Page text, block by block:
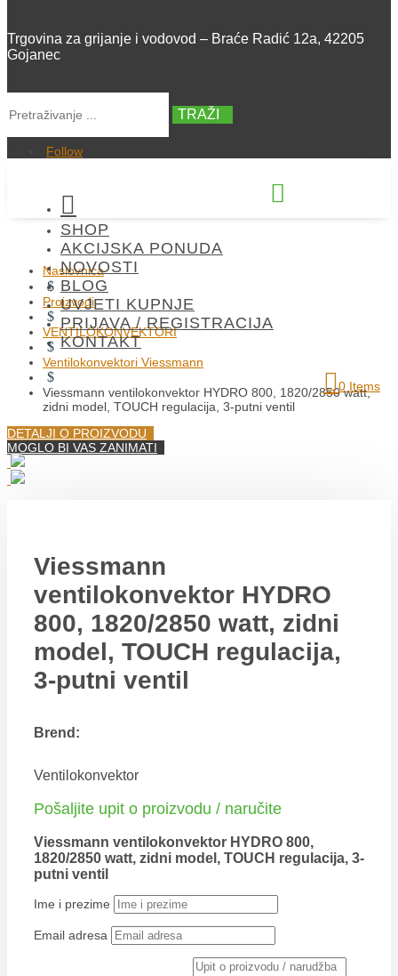
Trgovina za grijanje i vodovod – Braće Radić 12a, 42205
Gojanec
TRAŽI
Follow


SHOP
AKCIJSKA PONUDA
NOVOSTI
BLOG
UVJETI KUPNJE
PRIJAVA / REGISTRACIJA
KONTAKT
0 Items
Naslovnica
$
Proizvodi
$
VENTILOKONVEKTORI
$
Ventilokonvektori Viessmann
$
Viessmann ventilokonvektor HYDRO 800, 1820/2850 watt,
zidni model, TOUCH regulacija, 3-putni ventil
DETALJI O PROIZVODU
MOGLO BI VAS ZANIMATI
Viessmann
ventilokonvektor HYDRO
800, 1820/2850 watt, zidni
model, TOUCH regulacija,
3-putni ventil
Brend:
Ventilokonvektor
Pošaljite upit o proizvodu / naručite
Viessmann ventilokonvektor HYDRO 800,
1820/2850 watt, zidni model, TOUCH regulacija, 3-
putni ventil
Ime i prezime
Email adresa